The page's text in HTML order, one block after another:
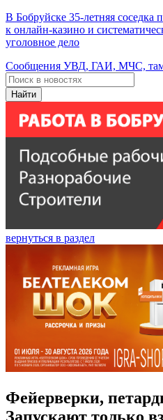
В Бобруйске 35-летняя соседка
к онлайн-казино и
уголовное дело
Сообщения УВД, ГАИ, МЧС,
Найти
вернуться в раздел
Фейерверки,